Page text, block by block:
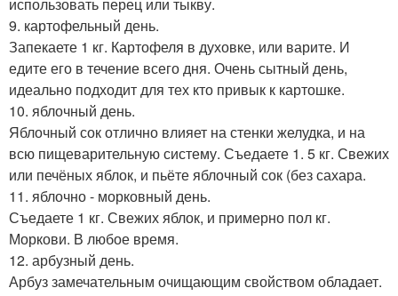
9. картофельный день.
Запекаете 1 кг. Картофеля в духовке, или варите. И
едите его в течение всего дня. Очень сытный день,
идеально подходит для тех кто привык к картошке.
10. яблочный день.
Яблочный сок отлично влияет на стенки желудка, и на
всю пищеварительную систему. Съедаете 1. 5 кг. Свежих
или печёных яблок, и пьёте яблочный сок (без сахара.
11. яблочно - морковный день.
Съедаете 1 кг. Свежих яблок, и примерно пол кг.
Моркови. В любое время.
12. арбузный день.
Арбуз замечательным очищающим свойством обладает.